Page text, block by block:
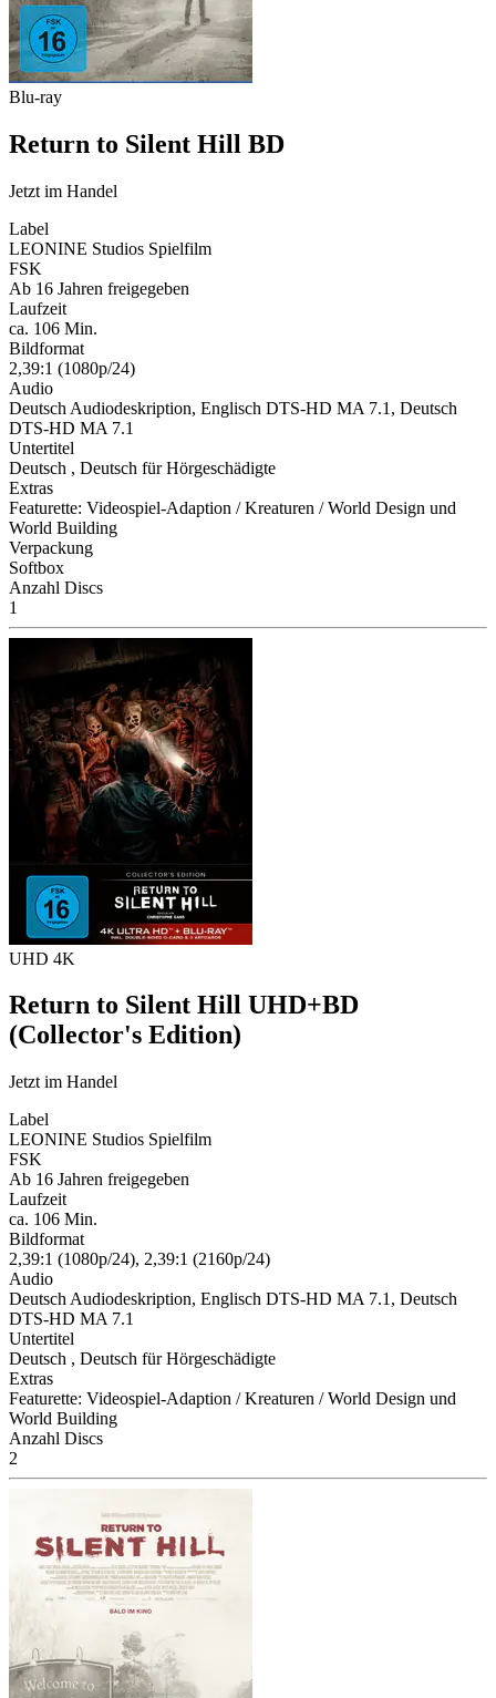
Blu-ray
Return to Silent Hill BD
Jetzt im Handel
Label
LEONINE Studios Spielfilm
FSK
Ab 16 Jahren freigegeben
Laufzeit
ca. 106 Min.
Bildformat
2,39:1 (1080p/24)
Audio
Deutsch Audiodeskription, Englisch DTS-HD MA 7.1, Deutsch
DTS-HD MA 7.1
Untertitel
Deutsch , Deutsch für Hörgeschädigte
Extras
Featurette: Videospiel-Adaption / Kreaturen / World Design und
World Building
Verpackung
Softbox
Anzahl Discs
1
UHD 4K
Return to Silent Hill UHD+BD
(Collector's Edition)
Jetzt im Handel
Label
LEONINE Studios Spielfilm
FSK
Ab 16 Jahren freigegeben
Laufzeit
ca. 106 Min.
Bildformat
2,39:1 (1080p/24), 2,39:1 (2160p/24)
Audio
Deutsch Audiodeskription, Englisch DTS-HD MA 7.1, Deutsch
DTS-HD MA 7.1
Untertitel
Deutsch , Deutsch für Hörgeschädigte
Extras
Featurette: Videospiel-Adaption / Kreaturen / World Design und
World Building
Anzahl Discs
2